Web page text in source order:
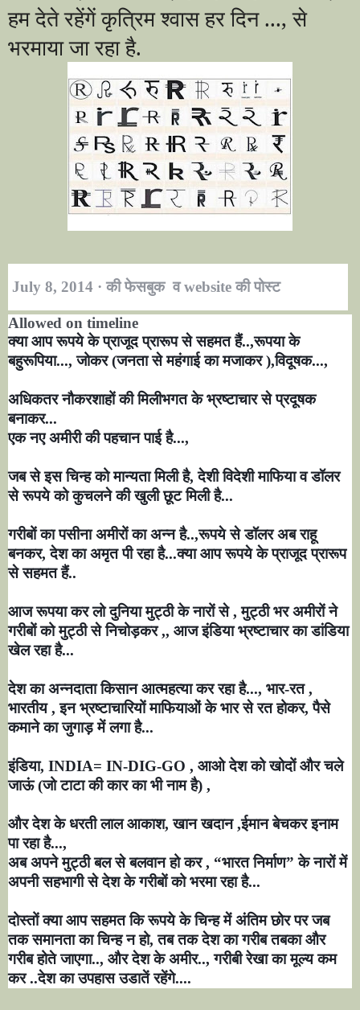
हम देते रहेंगें कृत्रिम श्वास हर दिन ..., से
भरमाया जा रहा है.
July 8, 2014 · की फेसबुक व website की पोस्ट
Allowed on timeline
क्या आप रूपये के प्राजूद प्रारूप से सहमत हैं..,रूपया के
बहुरूपिया...,जोकर (जनता से महंगाई का मजाकर ),विदूषक...,
अधिकतर नौकरशाहों की मिलीभगत के भ्रष्टाचार से प्रदूषक
बनाकर...
एक नए अमीरी की पहचान पाई है...,
जब से इस चिन्ह को मान्यता मिली है,देशी विदेशी माफिया व डॉलर
से रूपये को कुचलने की खुली छूट मिली है...
गरीबों का पसीना अमीरों का अन्न है..,रूपये से डॉलर अब राहू
बनकर,देश का अमृत पी रहा है...क्या आप रूपये के प्राजूद प्रारूप
से सहमत हैं..
आज रूपया कर लो दुनिया मुट्ठी के नारों से,मुट्ठी भर अमीरों ने
गरीबों को मुट्ठी से निचोड़कर,, आज इंडिया भ्रष्टाचार का डांडिया
खेल रहा है...
देश का अन्नदाता किसान आत्महत्या कर रहा है..., भार-रत,
भारतीय,इन भ्रष्टाचारियों माफियाओं के भार से रत होकर,पैसे
कमाने का जुगाड़ में लगा है...
इंडिया, INDIA= IN-DIG-GO , आओ देश को खोदों और चले
जाऊं (जो टाटा की कार का भी नाम है) ,
और देश के धरती लाल आकाश,खान खदान,ईमान बेचकर इनाम
पा रहा है...,
अब अपने मुट्ठी बल से बलवान हो कर, “भारत निर्माण”के नारों में
अपनी सहभागी से देश के गरीबों को भरमा रहा है...
दोस्तों क्या आप सहमत कि रूपये के चिन्ह में अंतिम छोर पर जब
तक समानता का चिन्ह न हो,तब तक देश का गरीब तबका और
गरीब होते जाएगा.., और देश के अमीर..,गरीबी रेखा का मूल्य कम
कर ..देश का उपहास उडातें रहेंगे....